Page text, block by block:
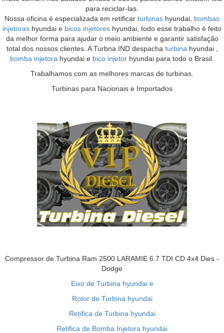
para reciclar-las.
Nossa oficina é especializada em retificar turbinas hyundai, bombas
injetoras hyundai e bicos injetores hyundai, todo esse trabalho é feito
da melhor forma para ajudar o meio ambiente e garantir satisfação
total dos nossos clientes. A Turbna IND despacha turbina hyundai ,
bomba injetora hyundai e bico injetor hyundai para todo o Brasil.
Trabalhamos com as melhores marcas de turbinas.
Turbinas para Nacionais e Importados
Compressor de Turbina Ram 2500 LARAMIE 6.7 TDI CD 4x4 Dies -
Dodge
Eixo de Turbina hyundai e
Rotor de Turbina hyundai
Retifica de Turbina hyundai
Retifica de Bomba Injetora hyundai